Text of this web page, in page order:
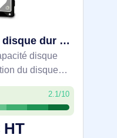
Western Digital Blue disque dur 2 To 5400 tr/min 128 Mo 2.5" Série ATA III - WD20SPZX
disque
du disque
tampon du
Taille du
Série ATA III
2.1/10
HT